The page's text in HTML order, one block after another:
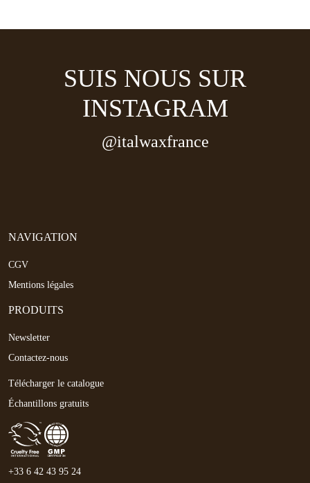
SUIS NOUS SUR
INSTAGRAM
@italwaxfrance
NAVIGATION
CGV
Mentions légales
PRODUITS
Newsletter
Contactez-nous
Télécharger le catalogue
Échantillons gratuits
+33 6 42 43 95 24